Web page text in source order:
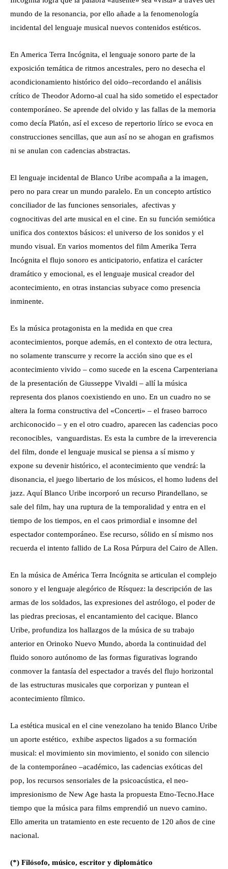
mundo de la resonancia, por ello añade a la fenomenología
incidental del lenguaje musical nuevos contenidos estéticos.
En America Terra Incógnita, el lenguaje sonoro parte de la
exposición temática de ritmos ancestrales, pero no desecha el
acondicionamiento histórico del oido–recordando el análisis
crítico de Theodor Adorno-al cual ha sido sometido el espectador
contemporáneo. Se aprende del olvido y las fallas de la memoria
como decía Platón, así el exceso de repertorio lírico se evoca en
construcciones sencillas, que aun así no se ahogan en grafismos
ni se anulan con cadencias abstractas.
El lenguaje incidental de Blanco Uribe acompaña a la imagen,
pero no para crear un mundo paralelo. En un concepto artístico
conciliador de las funciones sensoriales, afectivas y
cognocitivas del arte musical en el cine. En su función semiótica
unifica dos contextos básicos: el universo de los sonidos y el
mundo visual. En varios momentos del film Amerika Terra
Incógnita el flujo sonoro es anticipatorio, enfatiza el carácter
dramático y emocional, es el lenguaje musical creador del
acontecimiento, en otras instancias subyace como presencia
inminente.
Es la música protagonista en la medida en que crea
acontecimientos, porque además, en el contexto de otra lectura,
no solamente transcurre y recorre la acción sino que es el
acontecimiento vivido – como sucede en la escena Carpenteriana
de la presentación de Giusseppe Vivaldi – allí la música
representa dos planos coexistiendo en uno. En un cuadro no se
altera la forma constructiva del «Concerti» – el fraseo barroco
archiconocido – y en el otro cuadro, aparecen las cadencias poco
reconocibles, vanguardistas. Es esta la cumbre de la irreverencia
del film, donde el lenguaje musical se piensa a sí mismo y
expone su devenir histórico, el acontecimiento que vendrá: la
disonancia, el juego libertario de los músicos, el homo ludens del
jazz. Aquí Blanco Uribe incorporó un recurso Pirandellano, se
sale del film, hay una ruptura de la temporalidad y entra en el
tiempo de los tiempos, en el caos primordial e insomne del
espectador contemporáneo. Ese recurso, sólido en sí mismo nos
recuerda el intento fallido de La Rosa Púrpura del Cairo de Allen.
En la música de América Terra Incógnita se articulan el complejo
sonoro y el lenguaje alegórico de Rísquez: la descripción de las
armas de los soldados, las expresiones del astrólogo, el poder de
las piedras preciosas, el encantamiento del cacique. Blanco
Uribe, profundiza los hallazgos de la música de su trabajo
anterior en Orinoko Nuevo Mundo, aborda la continuidad del
fluido sonoro autónomo de las formas figurativas logrando
conmover la fantasía del espectador a través del flujo horizontal
de las estructuras musicales que corporizan y puntean el
acontecimiento fílmico.
La estética musical en el cine venezolano ha tenido Blanco Uribe
un aporte estético, exhibe aspectos ligados a su formación
musical: el movimiento sin movimiento, el sonido con silencio
de la contemporáneo –académico, las cadencias exóticas del
pop, los recursos sensoriales de la psicoacústica, el neo-
impresionismo de New Age hasta la propuesta Etno-Tecno.Hace
tiempo que la música para films emprendió un nuevo camino.
Ello amerita un tratamiento en este recuento de 120 años de cine
nacional.
(*) Filósofo, músico, escritor y diplomático